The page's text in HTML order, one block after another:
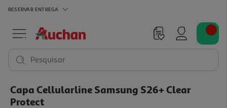
RESERVAR ENTREGA
Pesquisar
Capa Cellularline Samsung S26+ Clear
Protect